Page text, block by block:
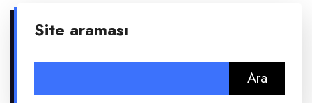
Site araması